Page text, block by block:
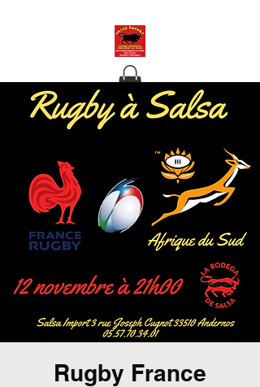
Rugby France